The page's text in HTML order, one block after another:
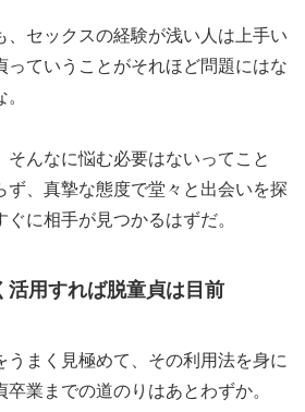
、セックスの経験が浅い人は上手い
っていうことがそれほど問題にはな
そんなに悩む必要はないってこと
ず、真摯な態度で堂々と出会いを探
に相手が見つかるはずだ。
活用すれば脱童貞は目前
うまく見極めて、その利用法を身に
業までの道のりはあとわずか。